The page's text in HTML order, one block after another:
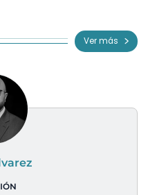
Ver más